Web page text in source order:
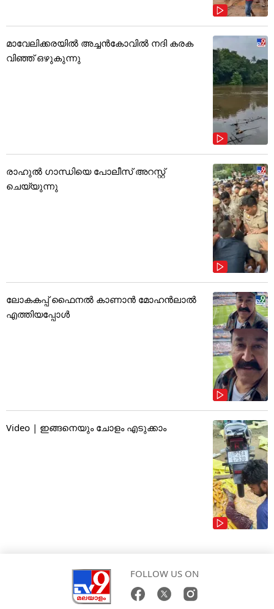
മാവേലിക്കരയിൽ അച്ചൻകോവിൽ നദി കരക
വിഞ്ഞ് ഒഴുകുന്നു
രാഹുൽ ഗാന്ധിയെ പോലീസ് അറസ്റ്റ്
ചെയ്യുന്നു
ലോകകപ്പ് ഫൈനൽ കാണാൻ മോഹൻലാൽ
എത്തിയപ്പോൾ
Video | ഇങ്ങനെയും ചോളം എടുക്കാം
FOLLOW US ON